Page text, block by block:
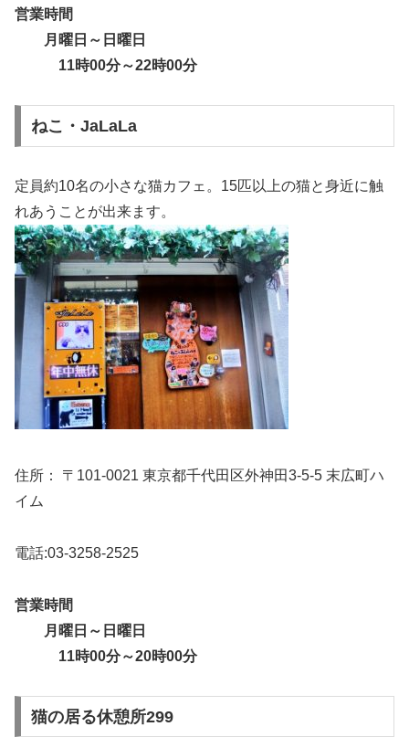
営業時間
月曜日～日曜日
11時00分～22時00分
ねこ・JaLaLa
定員約10名の小さな猫カフェ。15匹以上の猫と身近に触
れあうことが出来ます。
住所： 〒101-0021 東京都千代田区外神田3-5-5 末広町ハ
イム
電話:03-3258-2525
営業時間
月曜日～日曜日
11時00分～20時00分
猫の居る休憩所299